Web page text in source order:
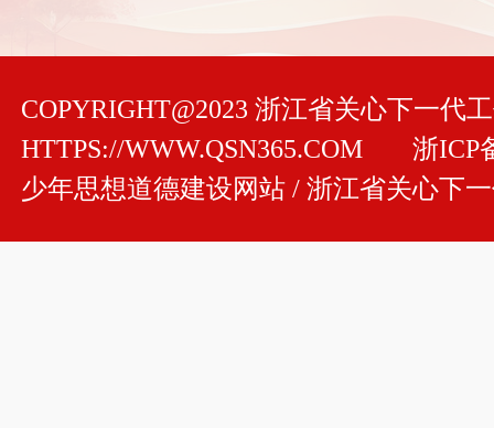
COPYRIGHT@2023 浙江省关心下一代
HTTPS://WWW.QSN365.COM
浙ICP
少年思想道德建设网站 / 浙江省关心下